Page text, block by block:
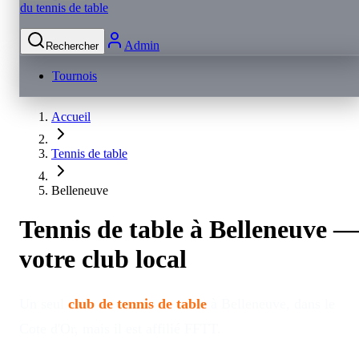
du tennis de table
Rechercher Admin
Tournois
Accueil
Tennis de table
Belleneuve
Tennis de table à Belleneuve—
votre club local
club de tennis de table